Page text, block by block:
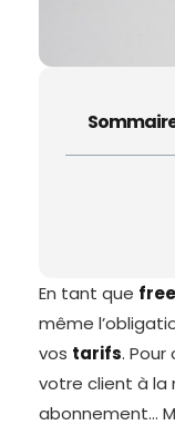
En tant que
même
vos tarifs.
votre client à la
abonnement…